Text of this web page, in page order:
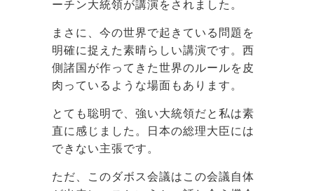
ーチン大統領が講演をされました。
まさに、今の世界で起きている問題を
明確に捉えた素晴らしい講演です。西
側諸国が作ってきた世界のルールを皮
肉っているような場面もあります。
とても聡明で、強い大統領だと私は素
直に感じました。日本の総理大臣には
できない主張です。
ただ、このダボス会議はこの会議自体